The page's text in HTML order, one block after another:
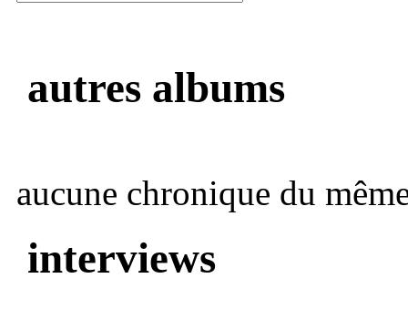
autres albums
aucune chronique du
interviews